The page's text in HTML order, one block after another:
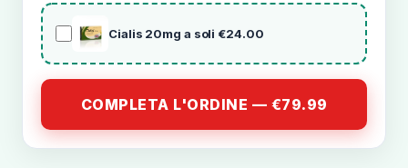
Cialis 20mg a soli €24.00
COMPLETA L'ORDINE — €79.99